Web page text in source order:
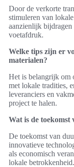
Door de verkorte
stimuleren van
aanzienlijk bijdragen
voetafdruk.
Welke tips zijn er
materialen?
Het is belangrijk om
met lokale tradities,
leveranciers en
project te halen.
Wat is de
De toekomst van
innovatieve
als economisch
lokale betrokkenheid.